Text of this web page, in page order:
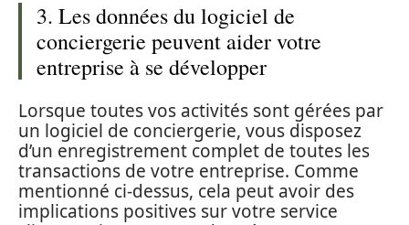
3. Les données du logiciel de
conciergerie peuvent aider votre
entreprise à se développer
Lorsque toutes vos activités sont gérées par
un logiciel de conciergerie, vous disposez
d’un enregistrement complet de toutes les
transactions de votre entreprise. Comme
mentionné ci-dessus, cela peut avoir des
implications positives sur votre service